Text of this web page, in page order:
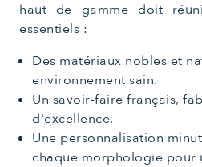
haut de gamme doit
essentiels :
Des matériaux nobles et
environnement sain.
Un savoir-faire français,
d'excellence.
Une personnalisation
chaque morphologie pour